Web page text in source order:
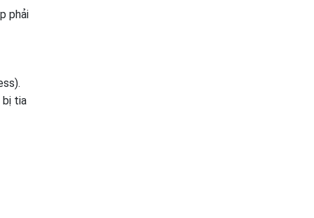
phải
bị tia